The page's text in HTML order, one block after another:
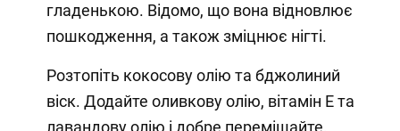
гладенькою. Відомо, що вона відновлює
пошкодження, а також зміцнює нігті.
Розтопіть кокосову олію та бджолиний
віск. Додайте оливкову олію, вітамін Е та
лавандову олію і добре перемішайте.